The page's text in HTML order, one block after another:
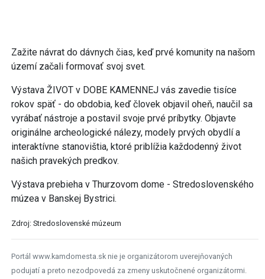
Zažite návrat do dávnych čias, keď prvé komunity na našom
území začali formovať svoj svet.
Výstava ŽIVOT v DOBE KAMENNEJ vás zavedie tisíce
rokov späť - do obdobia, keď človek objavil oheň, naučil sa
vyrábať nástroje a postavil svoje prvé príbytky. Objavte
originálne archeologické nálezy, modely prvých obydlí a
interaktívne stanovištia, ktoré priblížia každodenný život
našich pravekých predkov.
Výstava prebieha v Thurzovom dome - Stredoslovenského
múzea v Banskej Bystrici.
Zdroj: Stredoslovenské múzeum
Portál www.kamdomesta.sk nie je organizátorom uverejňovaných
podujatí a preto nezodpovedá za zmeny uskutočnené organizátormi.